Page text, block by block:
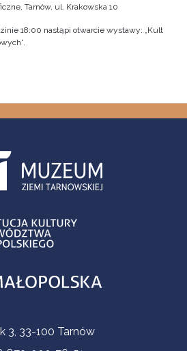
Tarnów, ul. Krakowska 10
18:00 nastąpi otwarcie wystawy: „Kult
3, 33-100 Tarnów